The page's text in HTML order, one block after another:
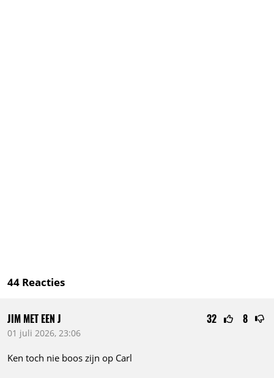
44 Reacties
32 8
JIM MET EEN J
01 juli 2026, 23:06
Ken toch nie boos zijn op Carl